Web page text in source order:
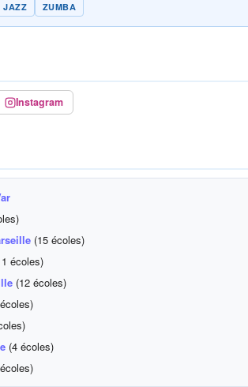
JAZZ ZUMBA
Instagram
(15 écoles)
écoles)
(12 écoles)
(4 écoles)